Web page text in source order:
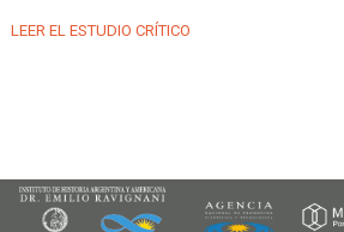
LEER EL ESTUDIO CRÍTICO